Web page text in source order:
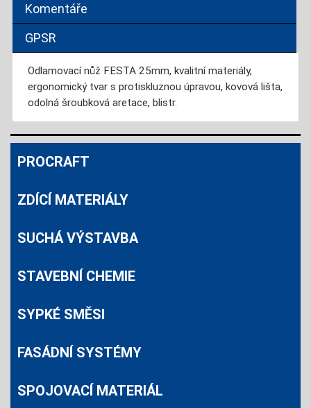
Komentáře
GPSR
Odlamovací nůž FESTA 25mm, kvalitní materiály,
ergonomický tvar s protiskluznou úpravou, kovová lišta,
odolná šroubková aretace, blistr.
PROCRAFT
ZDÍCÍ MATERIÁLY
SUCHÁ VÝSTAVBA
STAVEBNÍ CHEMIE
SYPKÉ SMĚSI
FASÁDNÍ SYSTÉMY
SPOJOVACÍ MATERIÁL